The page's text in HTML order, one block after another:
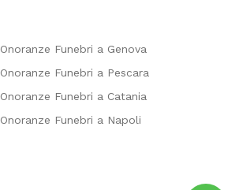
Onoranze Funebri a Genova
Onoranze Funebri a Pescara
Onoranze Funebri a Catania
Onoranze Funebri a Napoli